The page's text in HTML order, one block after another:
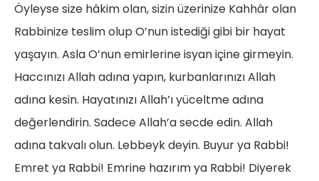
Öyleyse size hâkim olan, sizin üzerinize Kahhâr olan
Rabbinize teslim olup O’nun istediği gibi bir hayat
yaşayın. Asla O’nun emirlerine isyan içine girmeyin.
Haccınızı Allah adına yapın, kurbanlarınızı Allah
adına kesin. Hayatınızı Allah’ı yüceltme adına
değerlendirin. Sadece Allah’a secde edin. Allah
adına takvalı olun. Lebbeyk deyin. Buyur ya Rabbi!
Emret ya Rabbi! Emrine hazırım ya Rabbi! Diyerek